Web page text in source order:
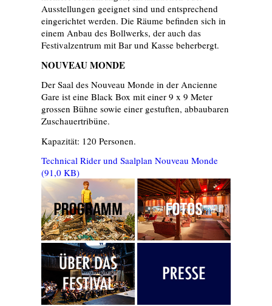
Ausstellungen geeignet sind und entsprechend
eingerichtet werden. Die Räume befinden sich in
einem Anbau des Bollwerks, der auch das
Festivalzentrum mit Bar und Kasse beherbergt.
NOUVEAU MONDE
Der Saal des Nouveau Monde in der Ancienne
Gare ist eine Black Box mit einer 9 x 9 Meter
grossen Bühne sowie einer gestuften, abbaubaren
Zuschauertribüne.
Kapazität: 120 Personen.
Technical Rider und Saalplan Nouveau Monde
(91,0 KB)